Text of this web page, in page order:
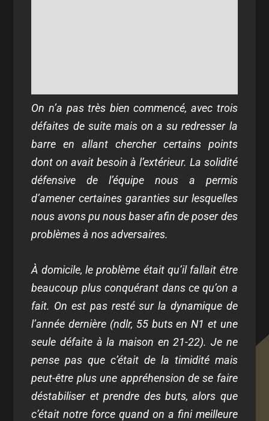
On n’a pas très bien commencé, avec trois
défaites de suite mais on a su redresser la
barre en allant chercher certains points
dont on avait besoin à l’extérieur. La solidité
défensive de l’équipe nous a permis
d’amener certaines garanties sur lesquelles
nous avons pu nous baser afin de poser des
problèmes à nos adversaires.
À domicile, le problème était qu’il fallait être
beaucoup plus conquérant dans ce qu’on a
fait. On est pas resté sur la dynamique de
l’année dernière (ndlr, 55 buts en N1 et une
seule défaite à la maison en 21-22). Je ne
pense pas que c’était de la timidité mais
peut-être plus une appréhension de se faire
déstabiliser et prendre des buts, alors que
c’était notre force quand on a fini meilleure